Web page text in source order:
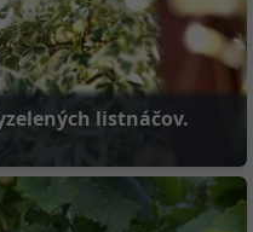
listnáčov.